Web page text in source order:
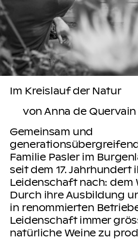
Im Kreislauf der Natur
von Anna de Quervain
Gemeinsam und
Familie Pasler im
seit dem 17. Jahrhundert
Leidenschaft nach: dem
Durch ihre Ausbildung
in renommierten
Leidenschaft immer
natürliche Weine zu